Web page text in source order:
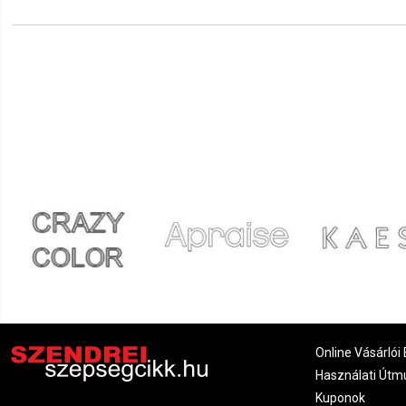
Ivett 2022.01.16. 17:42
Online Vásárlói
Használati
Kuponok